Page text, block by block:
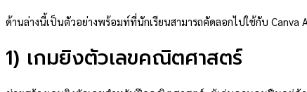
ด้านล่างนี้เป็นตัวอย่างพร้อมท์ที่นักเรียนสามารถคัดลอกไปใช้กับ Canva
1) เกมยิงตัวเลขคณิตศาสตร์